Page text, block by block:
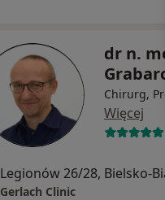
dr n.
Chirurg,
Więcej
Legionów 26/28, Bielsko-
Gerlach Clinic